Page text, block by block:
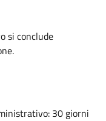
si conclude
30 giorni